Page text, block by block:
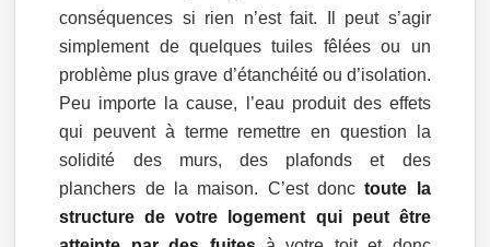
conséquences si rien n’est fait. Il peut s’agir
simplement de quelques tuiles fêlées ou un
problème plus grave d’étanchéité ou d’isolation.
Peu importe la cause, l’eau produit des effets
qui peuvent à terme remettre en question la
solidité des murs, des plafonds et des
planchers de la maison. C’est donctoute la
structure de votre logement qui peut être